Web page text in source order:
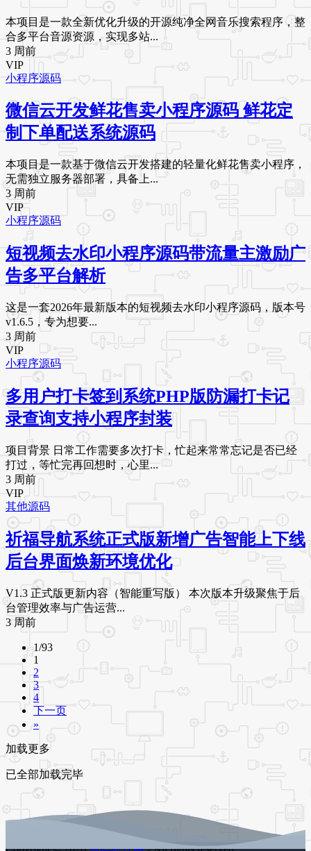
本项目是一款全新优化升级的开源纯净全网音乐搜索程序，整
合多平台音源资源，实现多站...
3 周前
VIP
小程序源码
微信云开发鲜花售卖小程序源码 鲜花定
制下单配送系统源码
本项目是一款基于微信云开发搭建的轻量化鲜花售卖小程序，
无需独立服务器部署，具备上...
3 周前
VIP
小程序源码
短视频去水印小程序源码带流量主激励广
告多平台解析
这是一套2026年最新版本的短视频去水印小程序源码，版本号
v1.6.5，专为想要...
3 周前
VIP
小程序源码
多用户打卡签到系统PHP版防漏打卡记
录查询支持小程序封装
项目背景 日常工作需要多次打卡，忙起来常常忘记是否已经
打过，等忙完再回想时，心里...
3 周前
VIP
其他源码
祈福导航系统正式版新增广告智能上下线
后台界面焕新环境优化
V1.3 正式版更新内容（智能重写版） 本次版本升级聚焦于后
台管理效率与广告运营...
3 周前
1/93
1
2
3
4
下一页
»
加载更多
已全部加载完毕
Copyright © 2026源码时代网- All rights reserved